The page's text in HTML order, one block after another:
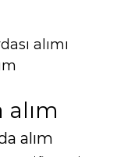
alımı
alım